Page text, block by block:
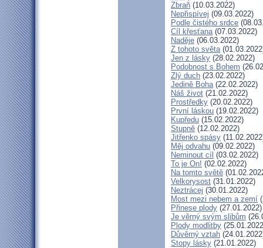
Zbraň (10.03.2022)
Nepřispívej (09.03.2022)
Podle čistého srdce
Cíl křesťana(07.03.2022)
Naděje (06.03.2022)
Z tohoto světa
Jen z lásky (28.02.2022)
Podobnost s Bohem
Zlý duch (23.02.2022)
Jedině Boha(22.02.2022)
Náš život (21.02.2022)
Prostředky (20.02.2022)
První láskou (19.02.2022)
Kupředu (15.02.2022)
Stupně (12.02.2022)
Jitřenko spásy
Měj odvahu (09.02.2022)
Neminout cíl (03.02.2022)
To je On! (02.02.2022)
Na tomto světě
Velkorysost (31.01.2022)
Neztrácej (30.01.2022)
Most mezi nebem a zemí
Přinese plody (27.01.2022)
Je věrný svým slibům
Plody modlitby
Důvěrný vztah
Stopy lásky (21.01.2022)